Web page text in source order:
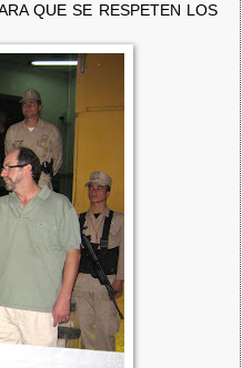
QUE SE RESPETEN LOS